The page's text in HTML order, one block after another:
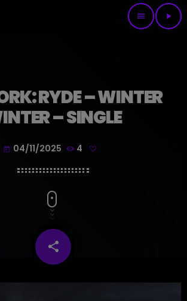
menu play_arrow
RYDE – WINTER
– SINGLE
today 04/11/2025 4
share
email